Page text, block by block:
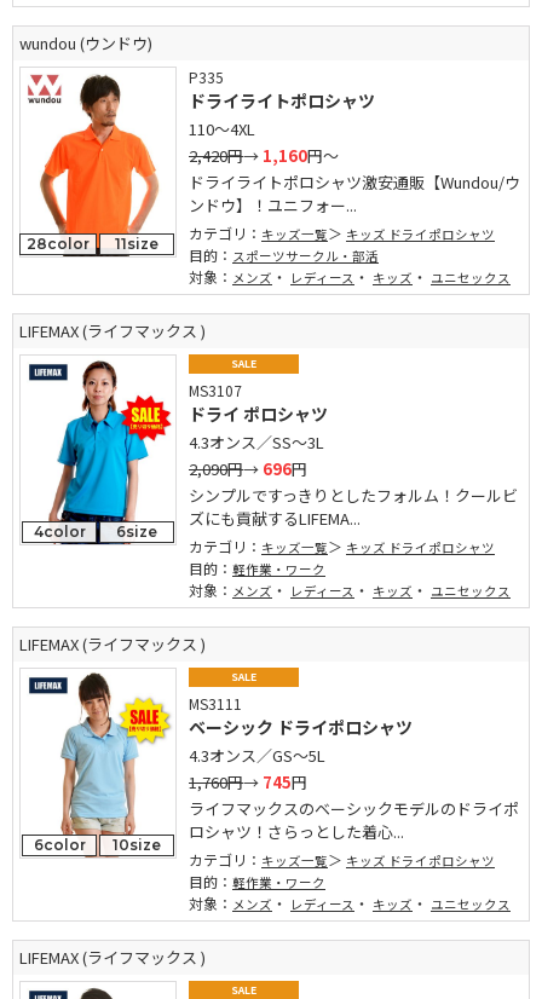
wundou (ウンドウ)
28color 11size
P335
ドライライトポロシャツ
110～4XL
2,420円→ 1,160円～
ドライライトポロシャツ激安通販【Wundou/ウ
ンドウ】！ユニフォー...
カテゴリ： キッズ一覧 キッズ ドライポロシャツ
目的： スポーツサークル・部活
対象： メンズ ・ レディース ・ キッズ ・ ユニセックス
LIFEMAX (ライフマックス )
4color 6size
SALE
MS3107
ドライ ポロシャツ
4.3オンス／SS～3L
2,090円→ 696円
シンプルですっきりとしたフォルム！クールビ
ズにも貢献するLIFEMA...
カテゴリ： キッズ一覧 キッズ ドライポロシャツ
目的： 軽作業・ワーク
対象： メンズ ・ レディース ・ キッズ ・ ユニセックス
LIFEMAX (ライフマックス )
6color 10size
SALE
MS3111
ベーシック ドライポロシャツ
4.3オンス／GS～5L
1,760円→ 745円
ライフマックスのベーシックモデルのドライポ
ロシャツ！さらっとした着心...
カテゴリ： キッズ一覧 キッズ ドライポロシャツ
目的： 軽作業・ワーク
対象： メンズ ・ レディース ・ キッズ ・ ユニセックス
LIFEMAX (ライフマックス )
SALE